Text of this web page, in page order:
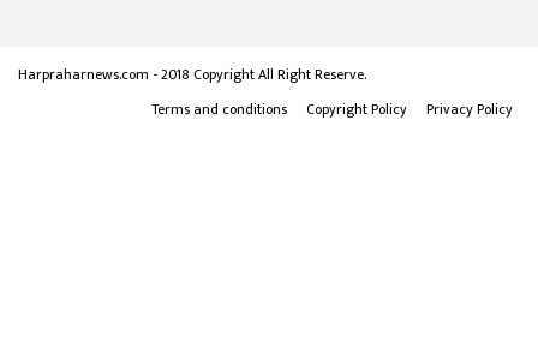
Harpraharnews.com - 2018 Copyright All Right Reserve.
Terms and conditions
Copyright Policy Privacy Policy